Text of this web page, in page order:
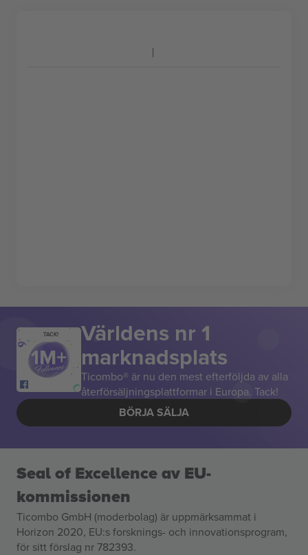
TACK! Världens nr 1
marknadsplats
Ticombo® är nu den mest efterföljda av alla
återförsäljningsplattformar i Europa. Tack!
BÖRJA SÄLJA
Seal of Excellence av EU-
kommissionen
Ticombo GmbH (moderbolag) är uppmärksammat i
Horizon 2020, EU:s forsknings- och innovationsprogram,
för sitt förslag nr 782393.